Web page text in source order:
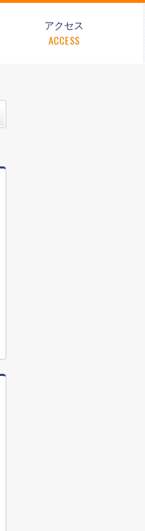
アクセス
ACCESS